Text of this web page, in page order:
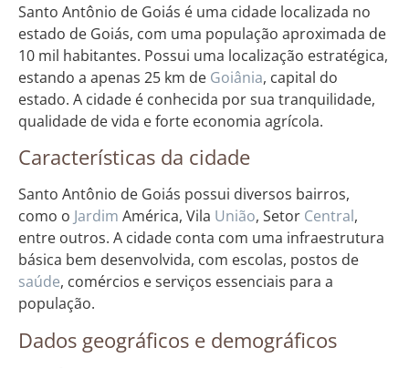
Santo Antônio de Goiás é uma cidade localizada no
estado de Goiás, com uma população aproximada de
10 mil habitantes. Possui uma localização estratégica,
estando a apenas 25 km de Goiânia, capital do
estado. A cidade é conhecida por sua tranquilidade,
qualidade de vida e forte economia agrícola.
Características da cidade
Santo Antônio de Goiás possui diversos bairros,
como o Jardim América, Vila União, Setor Central,
entre outros. A cidade conta com uma infraestrutura
básica bem desenvolvida, com escolas, postos de
saúde, comércios e serviços essenciais para a
população.
Dados geográficos e demográficos